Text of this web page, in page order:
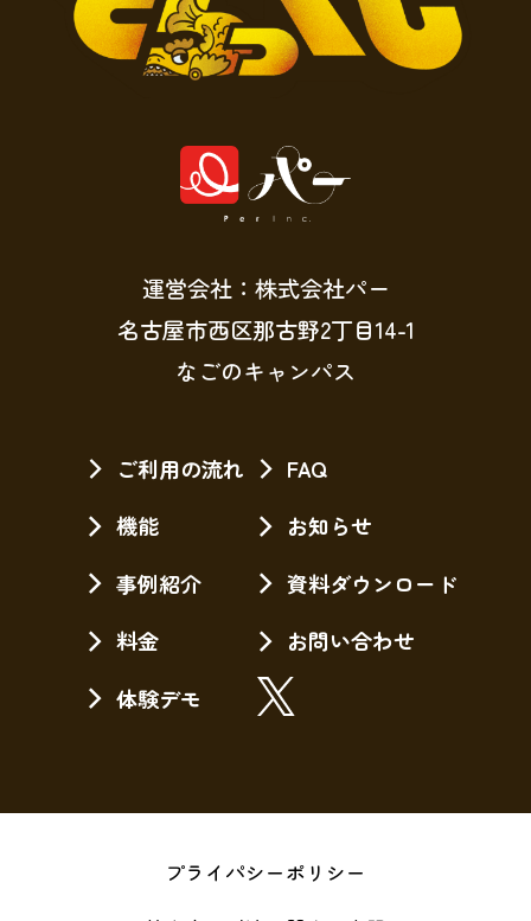
運営会社：株式会社パー
名古屋市西区那古野2丁目14-1
なごのキャンパス
ご利用の流れ
機能
事例紹介
料金
体験デモ
FAQ
お知らせ
資料ダウンロード
お問い合わせ
プライパシーポリシー